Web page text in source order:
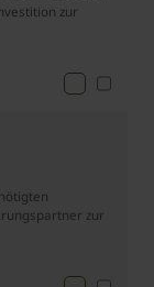
zur
zur